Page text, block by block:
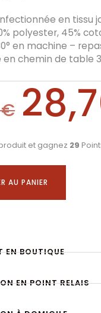
en tissu
polyester, 45%
en machine –
en chemin de table
€
et gagnez 29
AU PANIER
EN BOUTIQUE
EN POINT RELAIS